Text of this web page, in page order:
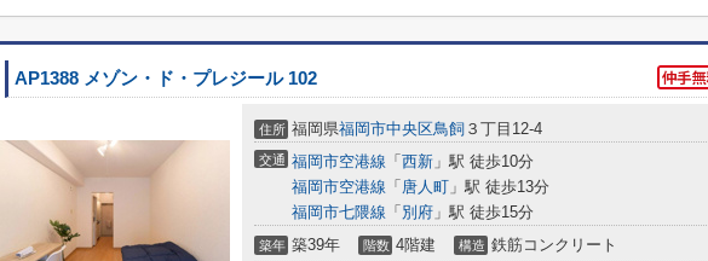
AP1388 メゾン・ド・プレジール 102
住所 福岡県福岡市中央区鳥飼 ３丁目12-4
交通 福岡市空港線 「 西新 」駅 徒歩10分
福岡市空港線 「 唐人町 」駅 徒歩13分
福岡市七隈線 「 別府 」駅 徒歩15分
築年 築39年 階数 4階建 構造 鉄筋コンクリート